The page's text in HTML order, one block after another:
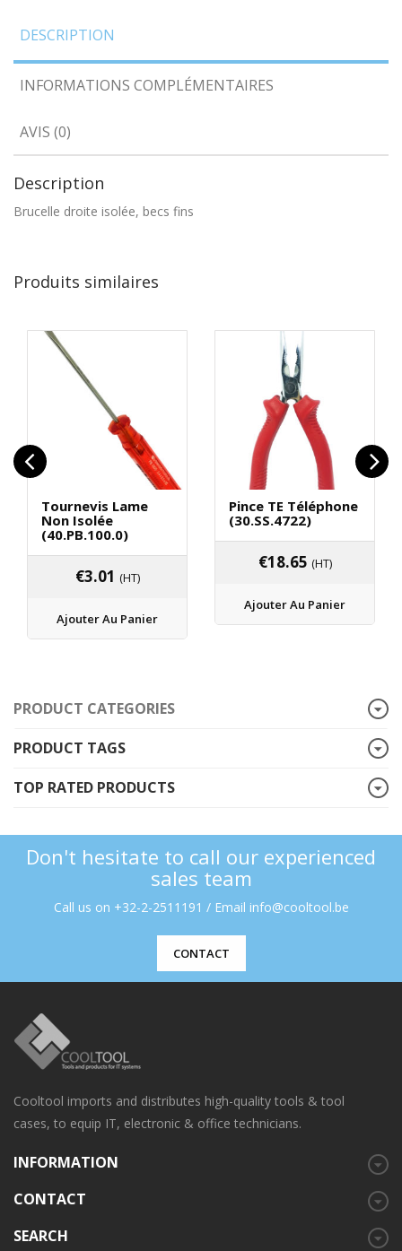
DESCRIPTION
INFORMATIONS COMPLÉMENTAIRES
AVIS (0)
Description
Brucelle droite isolée, becs fins
Produits similaires
Tournevis Lame
Non Isolée
(40.PB.100.0)
€3.01 (HT)
Ajouter Au Panier
Pince TE Téléphone
(30.SS.4722)
€18.65 (HT)
Ajouter Au Panier
PRODUCT CATEGORIES
PRODUCT TAGS
TOP RATED PRODUCTS
Don't hesitate to call our experienced
sales team
Call us on +32-2-2511191 / Email info@cooltool.be
CONTACT
Cooltool imports and distributes high-quality tools & tool
cases, to equip IT, electronic & office technicians.
INFORMATION
CONTACT
SEARCH